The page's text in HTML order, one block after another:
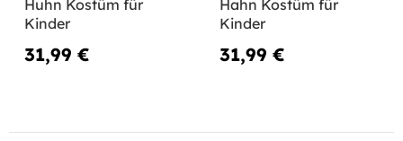
Huhn Kostüm für
Kinder
31,99 €
Hahn Kostüm für
Kinder
31,99 €